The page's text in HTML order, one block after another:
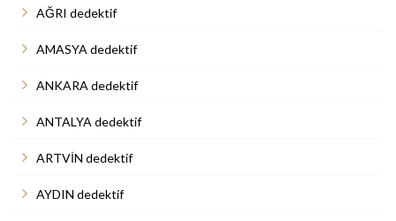
AĞRI dedektif
AMASYA dedektif
ANKARA dedektif
ANTALYA dedektif
ARTVİN dedektif
AYDIN dedektif